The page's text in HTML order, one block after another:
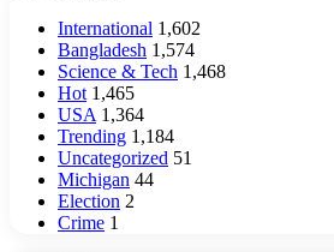
International 1,602
Bangladesh 1,574
Science & Tech 1,468
Hot 1,465
USA 1,364
Trending 1,184
Uncategorized 51
Michigan 44
Election 2
Crime 1